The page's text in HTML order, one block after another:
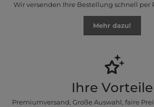
Wir versenden Ihre Bestellung schnell per
Mehr dazu!
Ihre Vorteile
Premiumversand, Große Auswahl, faire